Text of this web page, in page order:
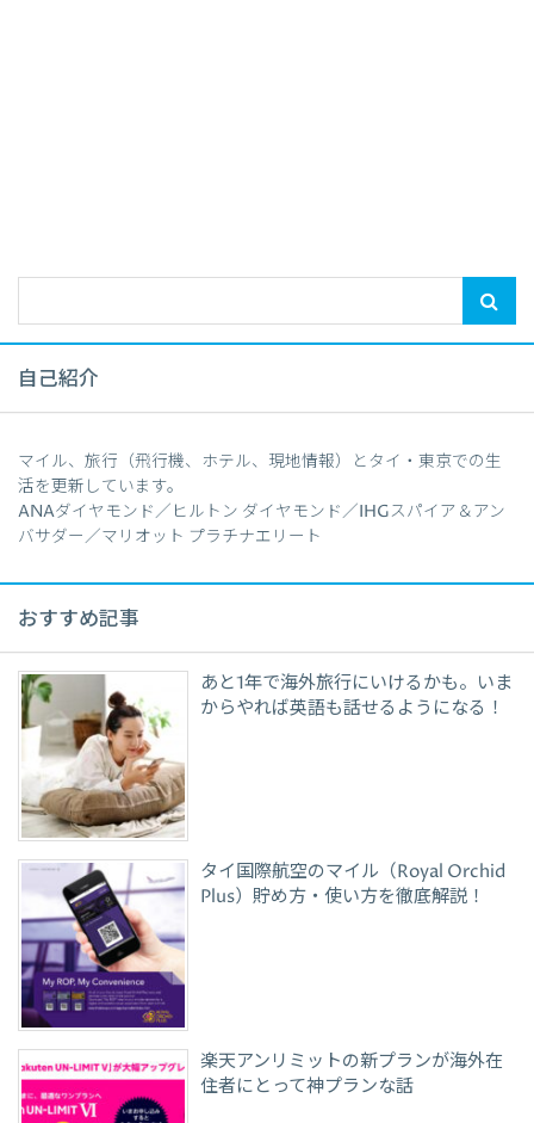
自己紹介
マイル、旅行（飛行機、ホテル、現地情報）とタイ・東京での生
活を更新しています。
ANAダイヤモンド／ヒルトン ダイヤモンド／IHGスパイア＆アン
バサダー／マリオット プラチナエリート
おすすめ記事
あと1年で海外旅行にいけるかも。いま
からやれば英語も話せるようになる！
タイ国際航空のマイル（Royal Orchid
Plus）貯め方・使い方を徹底解説！
楽天アンリミットの新プランが海外在
住者にとって神プランな話